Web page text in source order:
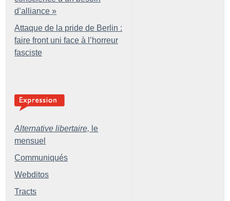
d’alliance »
Attaque de la pride de Berlin :
faire front uni face à l’horreur
fasciste
Alternative libertaire, le
mensuel
Communiqués
Webditos
Tracts